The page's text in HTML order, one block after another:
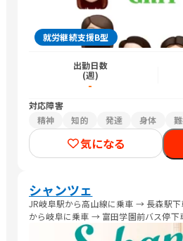
就労継続支援B型
出勤日数
(週)
-
対応障害
精神
知的 発達 身体
気になる
シャンツェ
JR岐阜駅から高山線に乗車 → 長森駅
から岐阜に乗車 → 富田学園前バス停